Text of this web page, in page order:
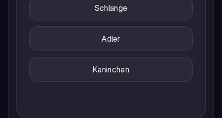
Schlange
Adler
Kaninchen